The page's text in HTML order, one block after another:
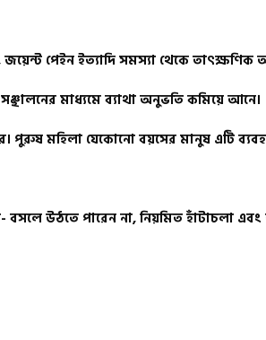
পেইন ইত্যাদি সমস্যা থেকে তাৎক্ষণিক
সঞ্ছালনের মাধ্যমে ব্যাথা অনুভতি কমিয়ে আনে।
পুরুষ মহিলা যেকোনো বয়সের মানুষ এটি
বসলে উঠতে পারেন না, নিয়মিত হাঁটাচলা